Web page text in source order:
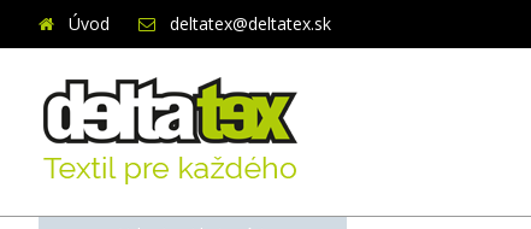
Úvod deltatex@deltatex.sk